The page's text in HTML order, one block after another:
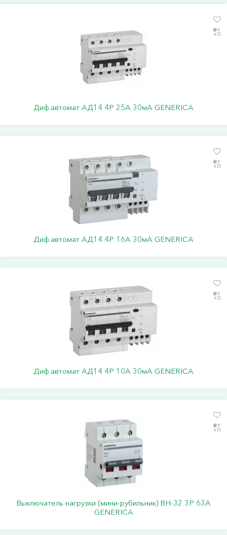
Диф.автомат АД14 4Р 25А 30мА GENERICA
Диф.автомат АД14 4Р 16А 30мА GENERICA
Диф.автомат АД14 4Р 10А 30мА GENERICA
Выключатель нагрузки (мини-рубильник) ВН-32 3Р 63А
GENERICA